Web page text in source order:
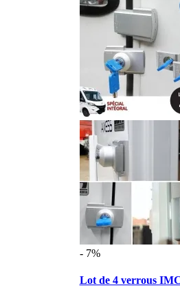
- 7%
Lot de 4 verrous